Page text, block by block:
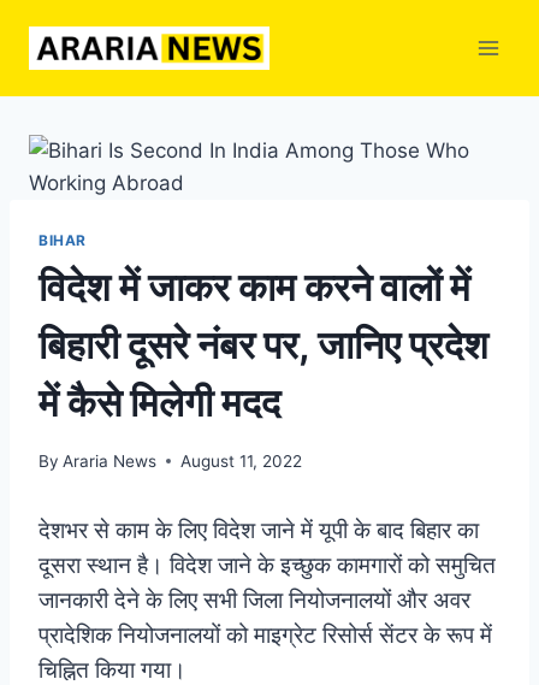
BIHAR
विदेश में जाकर काम करने वालों में
बिहारी दूसरे नंबर पर, जानिए प्रदेश
में कैसे मिलेगी मदद
By Araria News August 11, 2022
देशभर से काम के लिए विदेश जाने में यूपी के बाद बिहार का
दूसरा स्थान है। विदेश जाने के इच्छुक कामगारों को समुचित
जानकारी देने के लिए सभी जिला नियोजनालयों और अवर
प्रादेशिक नियोजनालयों को माइग्रेट रिसोर्स सेंटर के रूप में
चिह्नित किया गया।